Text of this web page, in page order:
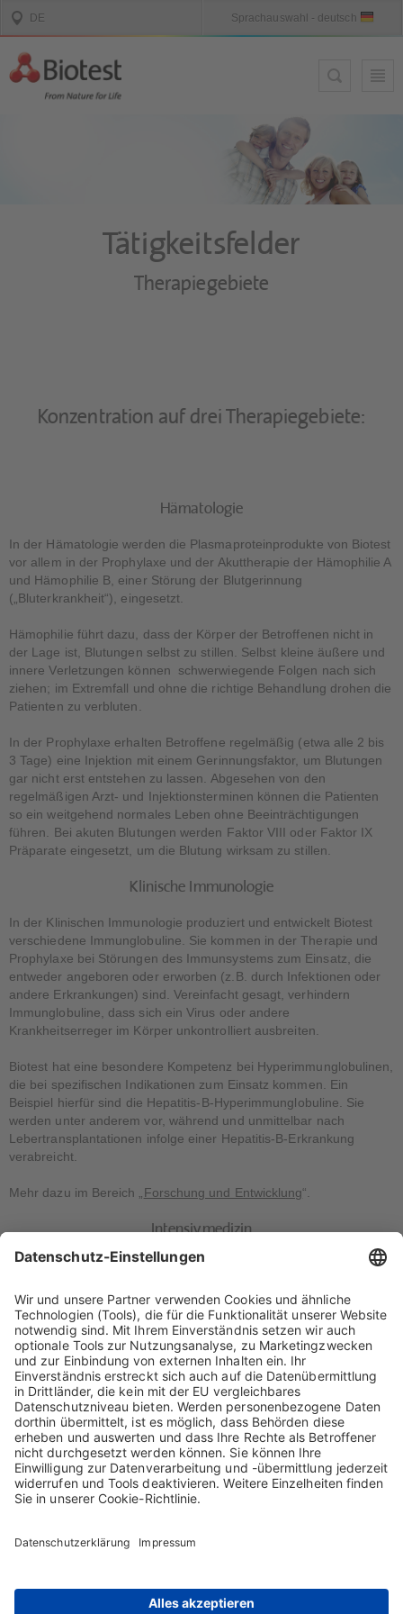
Tätigkeitsfelder
Therapiegebiete
Konzentration auf drei Therapiegebiete:
Hämatologie
In der Hämatologie werden die Plasmaproteinprodukte von Biotest
vor allem in der Prophylaxe und der Akuttherapie der Hämophilie A
und Hämophilie B, einer Störung der Blutgerinnung
(„Bluterkrankheit“), eingesetzt.
Hämophilie führt dazu, dass der Körper der Betroffenen nicht in
der Lage ist, Blutungen selbst zu stillen. Selbst kleine äußere und
innere Verletzungen können schwerwiegende Folgen nach sich
ziehen; im Extremfall und ohne die richtige Behandlung drohen die
Patienten zu verbluten.
In der Prophylaxe erhalten Betroffene regelmäßig (etwa alle 2 bis
3 Tage) eine Injektion mit einem Gerinnungsfaktor, um Blutungen
gar nicht erst entstehen zu lassen. Abgesehen von den
regelmäßigen Arzt- und Injektionsterminen können die Patienten
so ein weitgehend normales Leben ohne Beeinträchtigungen
führen. Bei akuten Blutungen werden Faktor VIII oder Faktor IX
Präparate eingesetzt, um die Blutung wirksam zu stillen.
Klinische Immunologie
In der Klinischen Immunologie produziert und entwickelt Biotest
verschiedene Immunglobuline. Sie kommen in der Therapie und
Prophylaxe bei Störungen des Immunsystems zum Einsatz, die
entweder angeboren oder erworben (z.B. durch Infektionen oder
andere Erkrankungen) sind. Vereinfacht gesagt, verhindern
Immunglobuline, dass sich ein Virus oder andere
Krankheitserreger im Körper unkontrolliert ausbreiten.
Biotest hat eine besondere Kompetenz bei Hyperimmunglobulinen,
die bei spezifischen Indikationen zum Einsatz kommen. Ein
Beispiel hierfür sind die Hepatitis-B-Hyperimmunglobuline. Sie
werden unter anderem vor, während und unmittelbar nach
Lebertransplantationen infolge einer Hepatitis-B-Erkrankung
verabreicht.
Mehr dazu im Bereich „Forschung und Entwicklung“.
Intensivmedizin
In der Intensiv- und Notfallmedizin wird zum Ausgleich eines
schweren Verletzungen oder Verbrennungen entsteht, Albumin von
Biotest eingesetzt. Ein weiteres wichtiges Anwendungsgebiet
unseres Immunglobulin-M-Präparates Pentaglobin®sind schwere
bakterielle Infektionen bis hin zur Sepsis oder schwere
Lungenentzündungen. Gerade in diesem Bereich sind spezielle
Immunglobulin-Präparate wie Pentaglobin®oder das sich noch in
der Entwicklung befindliche Trimodulin von Biotest wichtige
Therapieoptionen und können für viele Patienten unmittelbar
lebensrettend sein.
Kontakt Sitemap Impressum AGB